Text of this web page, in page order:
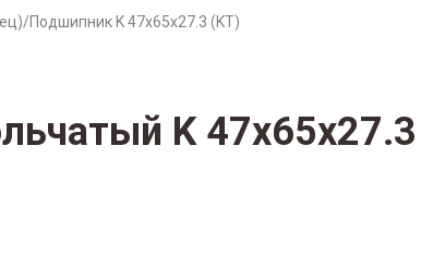
/Подшипник K 47x65x27.3 (KT)
K 47x65x27.3